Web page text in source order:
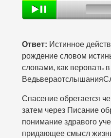
Audio
Ответ: Истинное
рождение словом
словами, как веровать
Спасение обретается
затем через Писание
понимание здравого
придающее смысл